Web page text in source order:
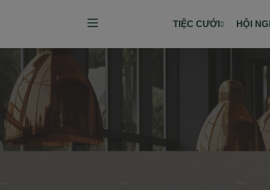
TIỆC CƯỚI HỘI